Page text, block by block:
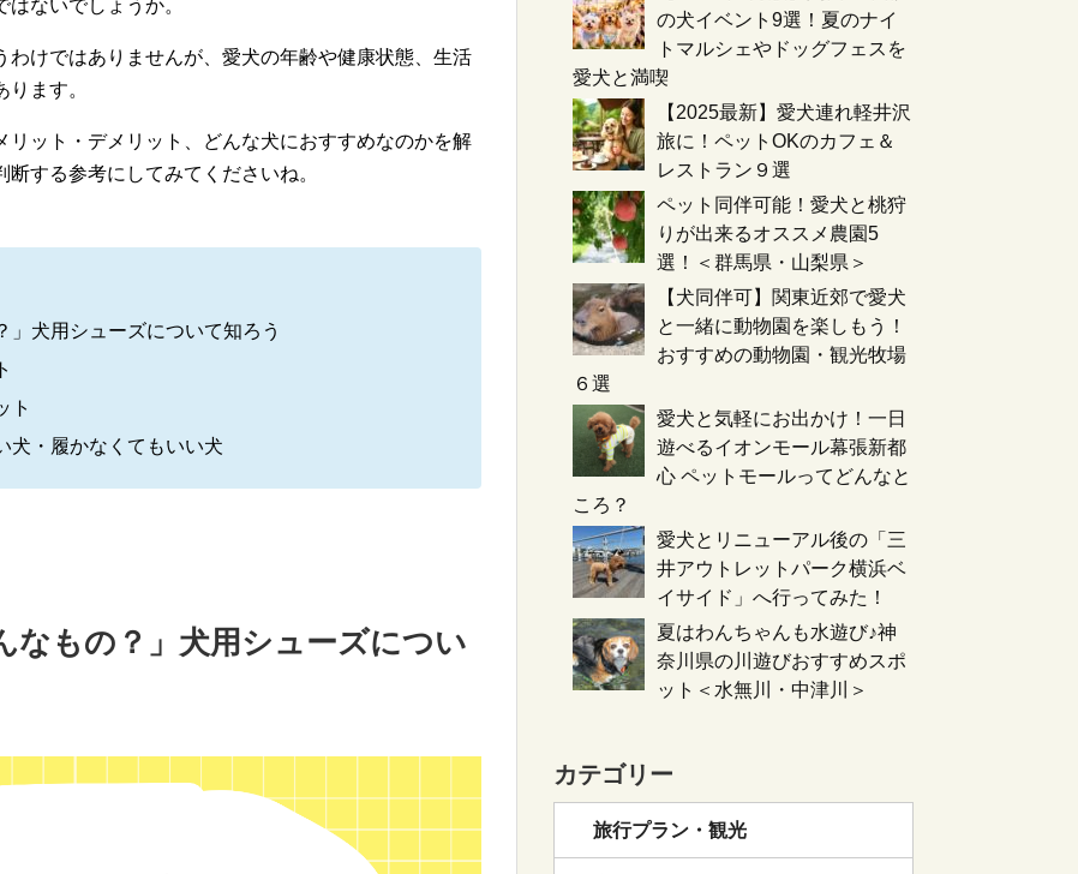
ないでしょうか。
けではありませんが、愛犬の年齢や健康状態、生活
ます。
ット・デメリット、どんな犬におすすめなのかを解
する参考にしてみてくださいね。
」犬用シューズについて知ろう
ト
犬・履かなくてもいい犬
なもの？」犬用シューズについ
の犬イベント9選！夏のナイ
トマルシェやドッグフェスを
愛犬と満喫
【2025最新】愛犬連れ軽井沢
旅に！ペットOKのカフェ＆
レストラン９選
ペット同伴可能！愛犬と桃狩
りが出来るオススメ農園5
選！＜群馬県・山梨県＞
【犬同伴可】関東近郊で愛犬
と一緒に動物園を楽しもう！
おすすめの動物園・観光牧場
６選
愛犬と気軽にお出かけ！一日
遊べるイオンモール幕張新都
心 ペットモールってどんなと
ころ？
愛犬とリニューアル後の「三
井アウトレットパーク横浜ベ
イサイド」へ行ってみた！
夏はわんちゃんも水遊び♪神
奈川県の川遊びおすすめスポ
ット＜水無川・中津川＞
カテゴリー
旅行プラン・観光